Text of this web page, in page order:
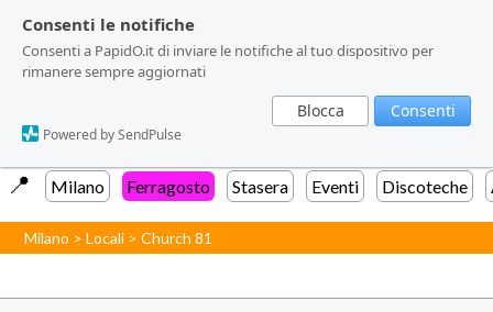
Consenti le notifiche
Consenti a PapidO.it di inviare le notifiche al tuo dispositivo per
rimanere sempre aggiornati
Blocca Consenti
Powered by SendPulse
Consenti le notifiche
Consenti a PapidO.it di inviare le notifiche al tuo dispositivo per
rimanere sempre aggiornati
Blocca Consenti
Powered by SendPulse
📍️ Milano Ferragosto Stasera Eventi Discoteche
Milano >Locali >Church 81